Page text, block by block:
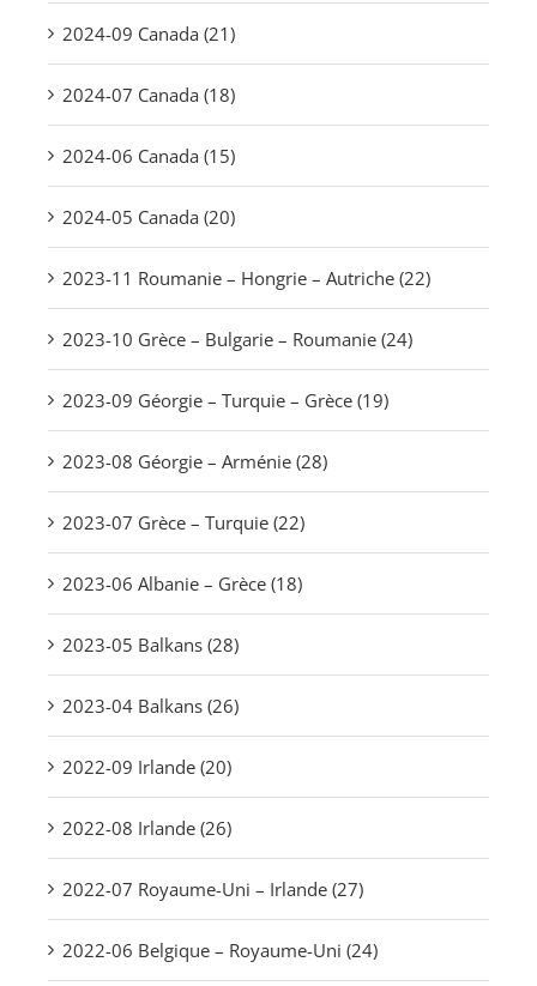
2024-09 Canada (21)
2024-07 Canada (18)
2024-06 Canada (15)
2024-05 Canada (20)
2023-11 Roumanie – Hongrie – Autriche (22)
2023-10 Grèce – Bulgarie – Roumanie (24)
2023-09 Géorgie – Turquie – Grèce (19)
2023-08 Géorgie – Arménie (28)
2023-07 Grèce – Turquie (22)
2023-06 Albanie – Grèce (18)
2023-05 Balkans (28)
2023-04 Balkans (26)
2022-09 Irlande (20)
2022-08 Irlande (26)
2022-07 Royaume-Uni – Irlande (27)
2022-06 Belgique – Royaume-Uni (24)